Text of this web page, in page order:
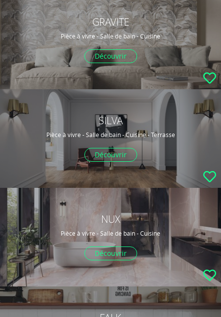
GRAVITE
Pièce à vivre - Salle de bain - Cuisine
Découvrir
SILVA
Pièce à vivre - Salle de bain - Cuisine - Terrasse
Découvrir
NUX
Pièce à vivre - Salle de bain - Cuisine
Découvrir